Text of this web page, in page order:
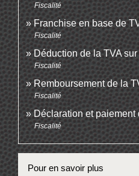
Fiscalité
Franchise en base de
Fiscalité
Déduction de la TVA
Fiscalité
Remboursement de la
Fiscalité
Déclaration et paiement
Fiscalité
Pour en savoir plus